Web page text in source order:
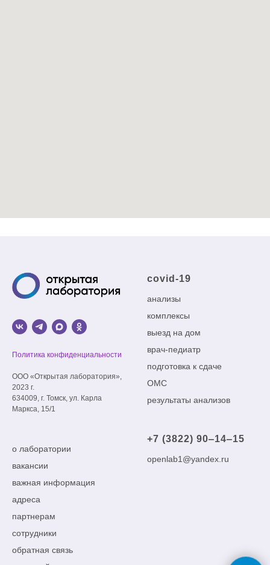
Политика конфиденциальности
ООО «Открытая лаборатория»,
2023 г.
634009, г. Томск, ул. Карла
Маркса, 15/1
covid-19
анализы
комплексы
выезд на дом
врач-педиатр
подготовка к сдаче
ОМС
результаты анализов
о лаборатории
вакансии
важная информация
адреса
партнерам
сотрудники
обратная связь
+7 (3822) 90‒14‒15
openlab1@yandex.ru